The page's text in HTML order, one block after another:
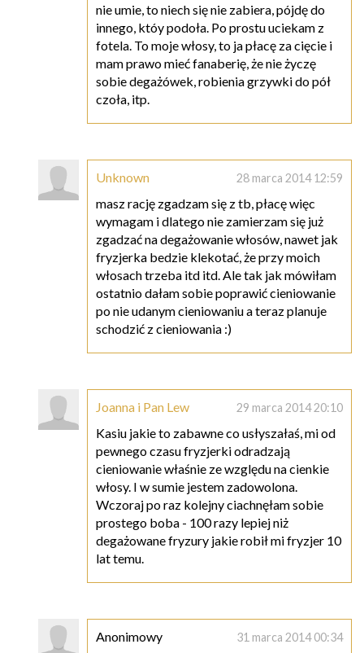
nie umie, to niech się nie zabiera, pójdę do
innego, któy podoła. Po prostu uciekam z
fotela. To moje włosy, to ja płacę za cięcie i
mam prawo mieć fanaberię, że nie życzę
sobie degażówek, robienia grzywki do pół
czoła, itp.
Unknown 28 marca 2014 12:59
masz rację zgadzam się z tb, płacę więc
wymagam i dlatego nie zamierzam się już
zgadzać na degażowanie włosów, nawet jak
fryzjerka bedzie klekotać, że przy moich
włosach trzeba itd itd. Ale tak jak mówiłam
ostatnio dałam sobie poprawić cieniowanie
po nie udanym cieniowaniu a teraz planuje
schodzić z cieniowania :)
Joanna i Pan Lew 29 marca 2014 20:10
Kasiu jakie to zabawne co usłyszałaś, mi od
pewnego czasu fryzjerki odradzają
cieniowanie właśnie ze względu na cienkie
włosy. I w sumie jestem zadowolona.
Wczoraj po raz kolejny ciachnęłam sobie
prostego boba - 100 razy lepiej niż
degażowane fryzury jakie robił mi fryzjer 10
lat temu.
Anonimowy 31 marca 2014 00:34